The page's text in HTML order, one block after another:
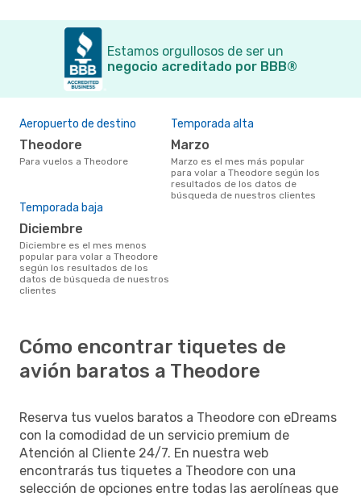
Estamos orgullosos de ser un
negocio acreditado por BBB®
Aeropuerto de destino
Theodore
Para vuelos a Theodore
Temporada alta
marzo
marzo es el mes más popular
para volar a Theodore según los
resultados de los datos de
búsqueda de nuestros clientes
Temporada baja
diciembre
diciembre es el mes menos
popular para volar a Theodore
según los resultados de los
datos de búsqueda de nuestros
clientes
Cómo encontrar tiquetes de
avión baratos a Theodore
Reserva tus vuelos baratos a Theodore con eDreams
con la comodidad de un servicio premium de
Atención al Cliente 24/7. En nuestra web
encontrarás tus tiquetes a Theodore con una
selección de opciones entre todas las aerolíneas que